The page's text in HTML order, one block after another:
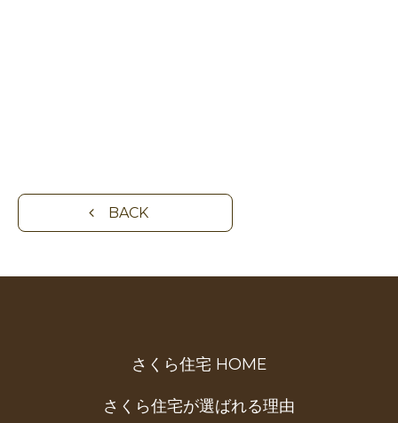
BACK
さくら住宅 HOME
さくら住宅が選ばれる理由